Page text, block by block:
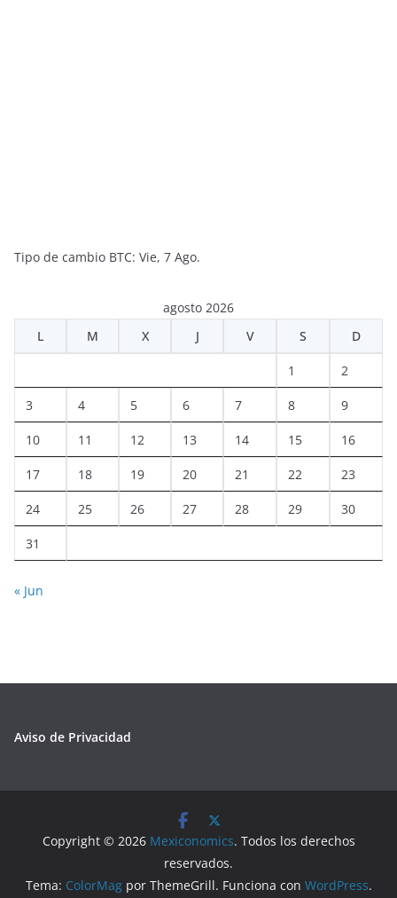
Tipo de cambio BTC: Vie, 7 Ago.
agosto 2026
L
M X J V S D
1 2
3 4 5 6 7 8 9
10 11 12 13 14 15 16
17 18 19 20 21 22 23
24 25 26 27 28 29 30
31
« Jun
Aviso de Privacidad
Copyright © 2026 Mexiconomics. Todos los derechos
reservados.
Tema: ColorMagpor ThemeGrill. Funciona con WordPress.